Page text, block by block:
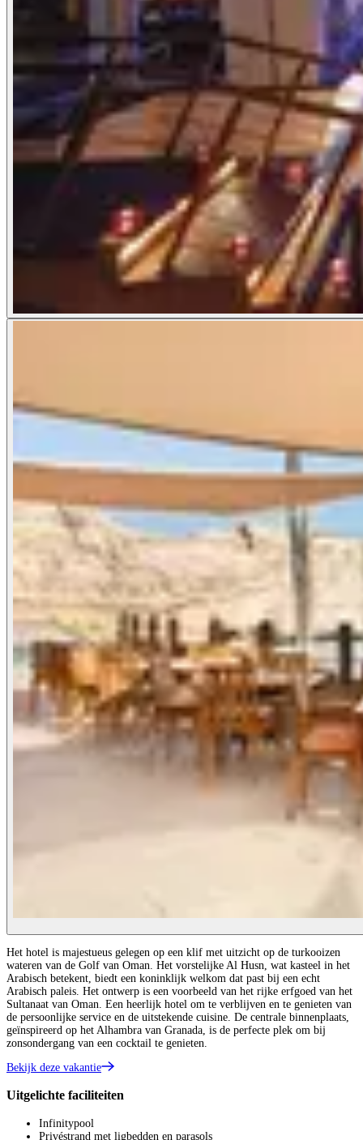
Het hotel is majestueus gelegen op een klif met uitzicht op de turkooizen
wateren van de Golf van Oman. Het vorstelijke Al Husn, wat kasteel in het
Arabisch betekent, biedt een koninklijk welkom dat past bij een echt
Arabisch paleis. Het ontwerp is een voorbeeld van het rijke erfgoed van het
Sultanaat van Oman. Een heerlijk hotel om te verblijven en te genieten van
de persoonlijke service en de uitstekende cuisine. De centrale binnenplaats,
geïnspireerd op het Alhambra van Granada, is de perfecte plek om bij
zonsondergang van een cocktail te genieten.
Bekijk deze vakantie
Uitgelichte faciliteiten
Infinitypool
Privéstrand met ligbedden en parasols